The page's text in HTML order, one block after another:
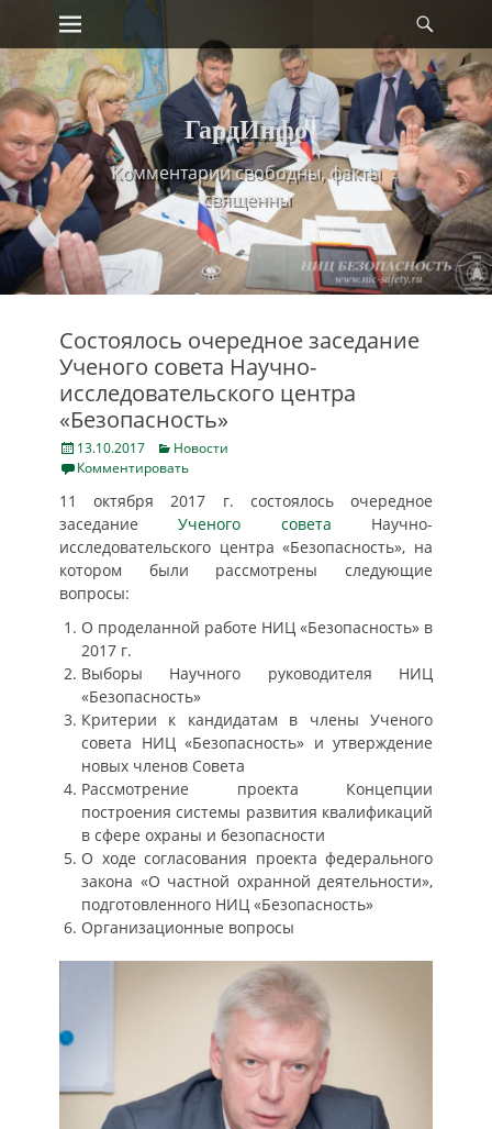
Skip
content
Primary Menu
ГардИнфо
Комментарии свободны, факты
священны
Cостоялось очередное заседание
Ученого совета Научно-
исследовательского центра
«Безопасность»
Posted
on
13.10.2017 Categories
Новости
Комментировать
11 октября 2017 г. состоялось очередное
заседаниеУченого совета Научно-
исследовательского центра «Безопасность», на
котором были рассмотрены следующие
вопросы:
О проделанной работе НИЦ «Безопасность» в
2017 г.
Выборы Научного руководителя НИЦ
«Безопасность»
Критерии к кандидатам в члены Ученого
совета НИЦ «Безопасность» и утверждение
новых членов Совета
Рассмотрение проекта Концепции
построения системы развития квалификаций
в сфере охраны и безопасности
О ходе согласования проекта федерального
закона «О частной охранной деятельности»,
подготовленного НИЦ «Безопасность»
Организационные вопросы